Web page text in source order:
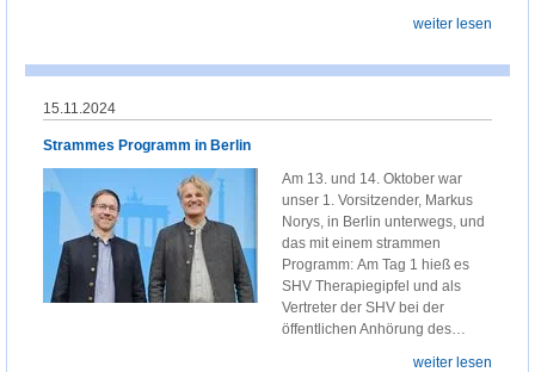
weiter lesen
15.11.2024
Strammes Programm in Berlin
Am 13. und 14. Oktober war
unser 1. Vorsitzender, Markus
Norys, in Berlin unterwegs, und
das mit einem strammen
Programm: Am Tag 1 hieß es
SHV Therapiegipfel und als
Vertreter der SHV bei der
öffentlichen Anhörung des…
weiter lesen